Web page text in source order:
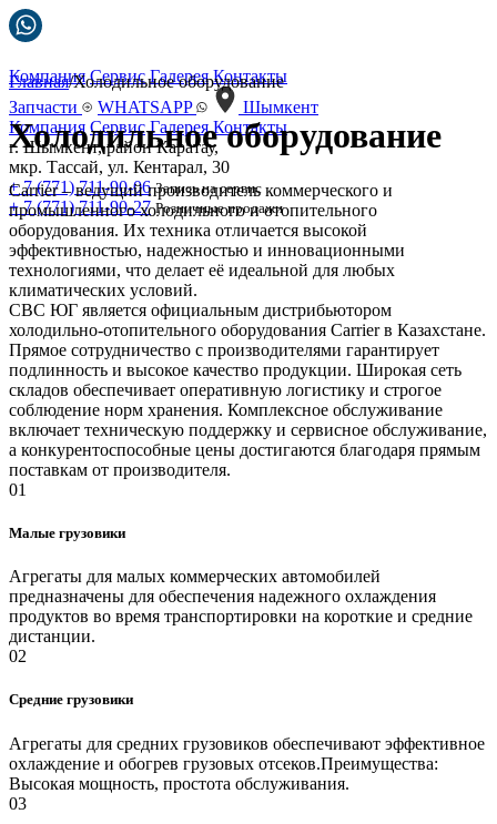
Компания Сервис Галерея Контакты
Запчасти
WHATSAPP
Шымкент
Компания Сервис Галерея Контакты
г. Шымкент, район Каратау,
мкр. Тассай, ул. Кентарал, 30
+ 7 (771) 711-90-06 Запись на сервис
+ 7 (771) 711-90-27 Розничные продажи
Главная/Холодильное оборудование
Холодильное оборудование
Carrier – ведущий производитель коммерческого и
промышленного холодильного и отопительного
оборудования. Их техника отличается высокой
эффективностью, надежностью и инновационными
технологиями, что делает её идеальной для любых
климатических условий.
СВС ЮГ является официальным дистрибьютором
холодильно-отопительного оборудования Carrier в Казахстане.
Прямое сотрудничество с производителями гарантирует
подлинность и высокое качество продукции. Широкая сеть
складов обеспечивает оперативную логистику и строгое
соблюдение норм хранения. Комплексное обслуживание
включает техническую поддержку и сервисное обслуживание,
а конкурентоспособные цены достигаются благодаря прямым
поставкам от производителя.
01
Малые грузовики
Агрегаты для малых коммерческих автомобилей
предназначены для обеспечения надежного охлаждения
продуктов во время транспортировки на короткие и средние
дистанции.
02
Средние грузовики
Агрегаты для средних грузовиков обеспечивают эффективное
охлаждение и обогрев грузовых отсеков.Преимущества:
Высокая мощность, простота обслуживания.
03